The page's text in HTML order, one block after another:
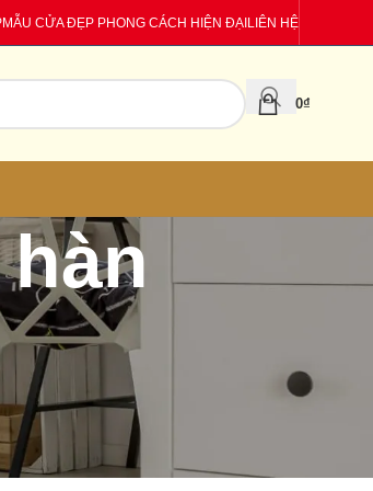
MẪU CỬA ĐẸP PHONG CÁCH HIỆN ĐẠILIÊN HỆ
0₫